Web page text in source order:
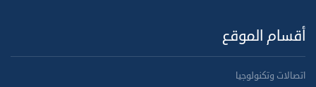
أقسام الموقع
اتصالات وتكنولوجيا